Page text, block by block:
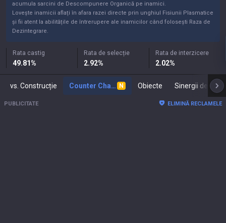
acumula sarcini de Descompunere Organică pe inamici.
Lovește inamicii aflați în afara razei directe prin unghiul Fisiunii Plasmatice
și fii atent la abilitățile de întrerupere ale inamicilor când folosești Raza de
Dezintegrare.
Rata castig
49.81%
Rata de selecție
2.92%
Rata de interzicere
2.02%
vs. Construcție Counter Champions N Obiecte
PUBLICITATE ELIMINĂ RECLAMELE